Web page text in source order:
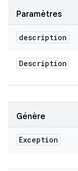
Paramètres
description
Description
Génère
Exception